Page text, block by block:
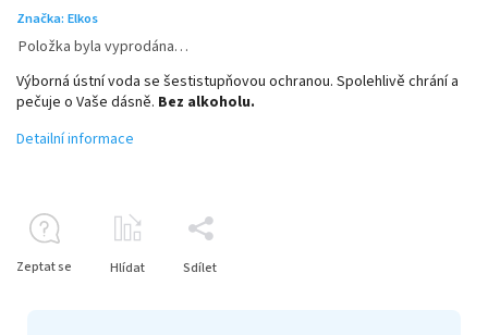
Značka: Elkos
Položka byla vyprodána…
Výborná ústní voda se šestistupňovou ochranou. Spolehlivě chrání a
pečuje o Vaše dásně. Bez alkoholu.
Detailní informace
Zeptat se Hlídat Sdílet